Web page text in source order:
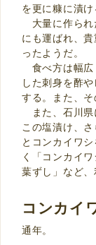
を更に糠に漬
大量に作られ
にも運ばれ、
ったようだ。
食べ方は幅広
した刺身を酢
する。また、そ
また、石川県
この塩漬け、
とコンカイワ
く「コンカイ
葉ずし」など、
コンカイ
通年。